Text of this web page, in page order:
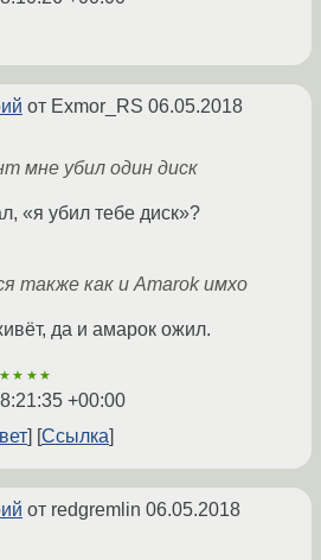
от Exmor_RS 06.05.2018
мне убил один диск
«я убил тебе диск»?
также как и Amarok имхо
да и амарок ожил.
+00:00
Ссылка
от redgremlin 06.05.2018